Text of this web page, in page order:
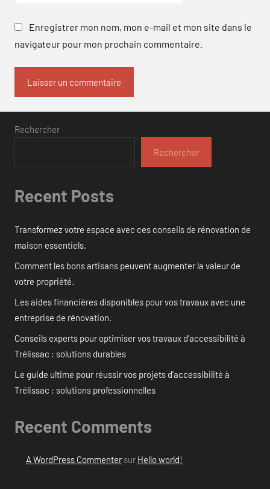
Enregistrer mon nom, mon e-mail et mon site dans le
navigateur pour mon prochain commentaire.
Rechercher
Rechercher
Recent Posts
Transformez votre espace avec ces conseils de rénovation de
maison essentiels.
Comment les bons artisans peuvent augmenter la valeur de
votre propriété.
Les aides financières disponibles pour vos travaux avec une
entreprise de rénovation.
Conseils experts pour optimiser vos travaux d’accessibilité à
Trélissac : solutions durables
Le guide ultime pour réussir vos projets d’accessibilité à
Trélissac : solutions professionnelles
Recent Comments
A WordPress Commentersur Hello world!